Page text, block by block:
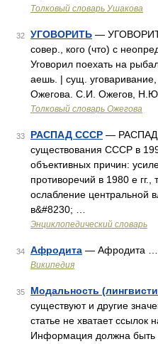
Толковый словарь Ушакова
32 УГОВОРИТЬ —
совер., кого (что) с
Уговорил поехать на
аешь. | сущ.
Ожегова. С.И. Ожегов,
Толковый словарь Ожегова
33 РАСПАД СССР — РАСПАД
существования СССР в
объективных причин:
противоречий в 1980 е гг.,
ослабление центральной
в&#8230; …
Энциклопедический словарь
34 Афродита — Афродита …
Википедия
35 Модальность
существуют и другие
статье не хватает ссылок
Информация должна быть